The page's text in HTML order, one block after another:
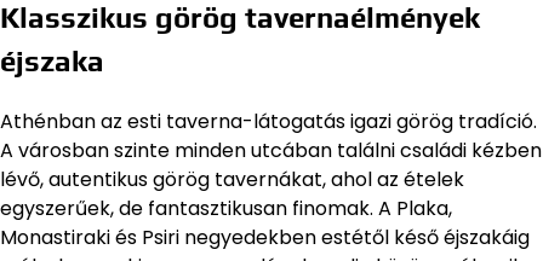
Klasszikus görög tavernaélmények
éjszaka
Athénban az esti taverna-látogatás igazi görög tradíció.
A városban szinte minden utcában találni családi kézben
lévő, autentikus görög tavernákat, ahol az ételek
egyszerűek, de fantasztikusan finomak. A Plaka,
Monastiraki és Psiri negyedekben estétől késő éjszakáig